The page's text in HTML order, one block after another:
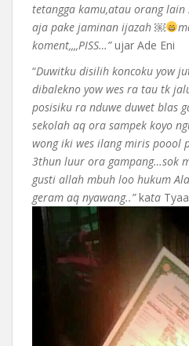
tetangga kamu,atau orang lain
aja pake jaminan ijazah ￼
koment,,,,PISS…”ujar Ade Eni
“Duwitku disilih koncoku yow
dibalekno yow wes ra tau tk
posisiku ra nduwe duwet blas
sekolah aq ora sampek koyo
wong iki wes ilang miris poool
3thun luur ora gampang…sok
gusti allah mbuh loo hukum
geram aq nyawang..”kata